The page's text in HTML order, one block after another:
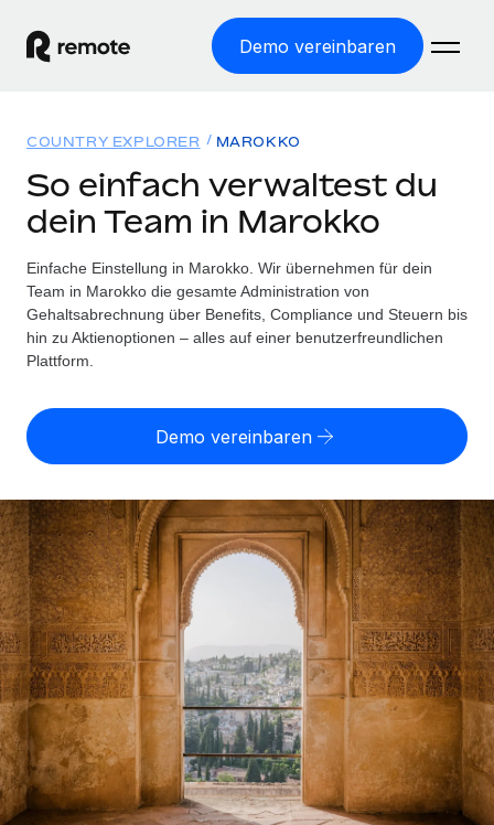
Demo vereinbaren
WELTWEITE BESCHÄFTIGUNG
Globale Payroll
Einfache, rechtssicher Payroll
Employer of Record
Weltweites Wachstum ohne Kosten für Niederlassungen
Contractor of Record
Rechtssichere, weltweite Arbeit mit Freelancer:innen
Globales Onboarding und Verwalten von
Freelancer:innen
PEO
Auslagern von komplexen HR-Aufgaben
INFRASTRUKTUR
Remote Embedded
Nahtlose Integration der HR in bestehende Abläufe
Plattform
Integrierte HR-Kernfunktionen für dein Team
Lösungen
WELTWEITE ABDECKUNG
Country Explorer
Länderspezifische Unterstützung bei der Einstellung
Einfache Einstellung in allen US-Bundesstaaten
WACHSTUMSPHASE
Startups
Agile HR- und Payroll-Lösungen für wachsende
Unternehmen
Mittelstand
Maßgeschneiderte HR-Lösungen, um Teams zu
vergrößern
Enterprise
Globale HR für Konzerne und Großunternehmen
Ressourcen
TOOLS UND RECHNER
Scheinselbstständigkeitsrisiko berechnen
Personalkostenrechner
Gesamtbeschäftigungskosten
Honorarzahlungen berechnen
Informationen zu möglichen Währungen und
Abwicklungsfristen für globale Freelancer:innen
LERNEN MIT REMOTE
Forschung und Leitfäden
Fallstudien
HR-Glossar
Preise
Nederlands
Français
Deutsch
Español
Italiano
Português (Portugal)
Anmelden
COUNTRY EXPLORER MAROKKO
So einfach verwaltest du
dein Team in Marokko
Einfache Einstellung in Marokko. Wir übernehmen für dein
Team in Marokko die gesamte Administration von
Gehaltsabrechnung über Benefits, Compliance und Steuern bis
hin zu Aktienoptionen – alles auf einer benutzerfreundlichen
Plattform.
Demo vereinbaren